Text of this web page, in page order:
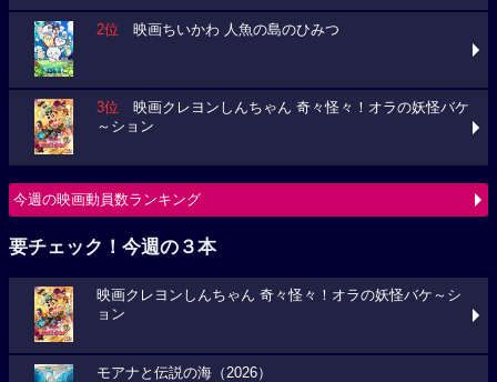
2位 映画ちいかわ 人魚の島のひみつ
3位 映画クレヨンしんちゃん 奇々怪々！オラの妖怪バケ
～ション
今週の映画動員数ランキング
要チェック！今週の３本
映画クレヨンしんちゃん 奇々怪々！オラの妖怪バケ～シ
ョン
モアナと伝説の海（2026）